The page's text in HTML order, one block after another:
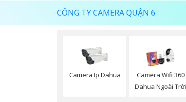
CÔNG TY CAMERA QUẬN 6
Camera Ip Dahua
Camera Wifi 360
Dahua Ngoài Trời